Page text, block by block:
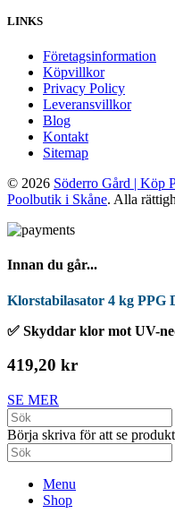
LINKS
Företagsinformation
Köpvillkor
Privacy Policy
Leveransvillkor
Blog
Kontakt
Sitemap
© 2026 Söderro Gård | Köp
Poolbutik i Skåne. Alla
Innan du går...
Klorstabilasator 4 kg PPG
✅ Skyddar klor mot UV-
419,20 kr
SE MER
Börja skriva för att se
Menu
Shop